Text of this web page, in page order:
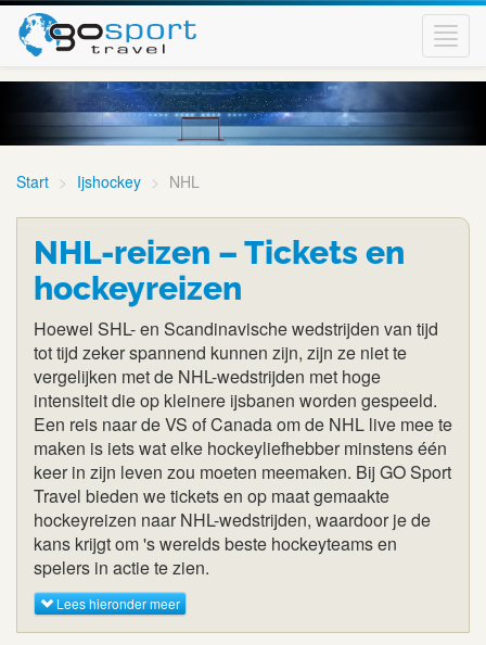
Start Ijshockey NHL
NHL-reizen – Tickets en
hockeyreizen
Hoewel SHL- en Scandinavische wedstrijden van tijd
tot tijd zeker spannend kunnen zijn, zijn ze niet te
vergelijken met de NHL-wedstrijden met hoge
intensiteit die op kleinere ijsbanen worden gespeeld.
Een reis naar de VS of Canada om de NHL live mee te
maken is iets wat elke hockeyliefhebber minstens één
keer in zijn leven zou moeten meemaken. Bij GO Sport
Travel bieden we tickets en op maat gemaakte
hockeyreizen naar NHL-wedstrijden, waardoor je de
kans krijgt om 's werelds beste hockeyteams en
spelers in actie te zien.
Lees hieronder meer